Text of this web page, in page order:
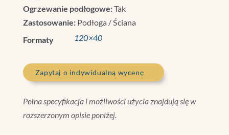
Ogrzewanie podłogowe:Tak
Zastosowanie:Podłoga / Ściana
Formaty
120×40
Zapytaj o indywidualną wycenę
Pełna specyfikacja i możliwości użycia znajdują się w
rozszerzonym opisie poniżej.